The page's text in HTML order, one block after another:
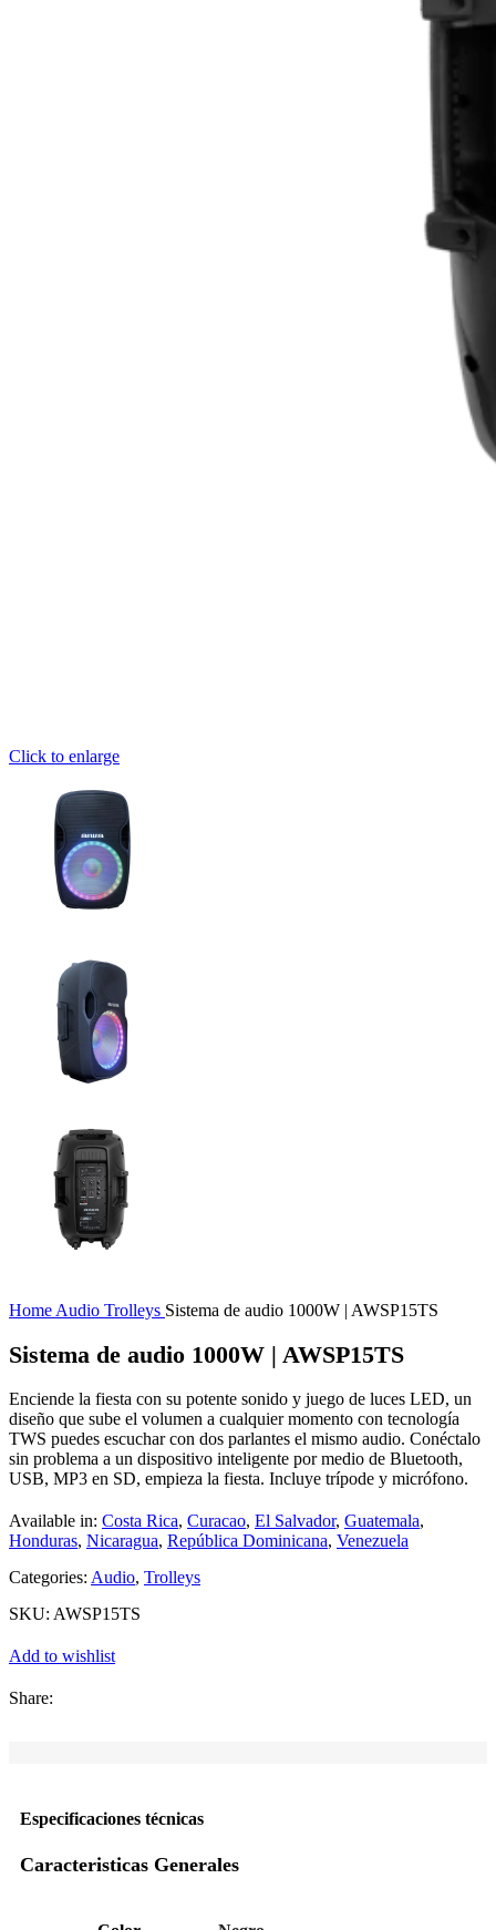
Click to enlarge
Home Audio Trolleys Sistema de audio 1000W | AWSP15TS
Sistema de audio 1000W | AWSP15TS
Enciende la fiesta con su potente sonido y juego de luces LED, un
diseño que sube el volumen a cualquier momento con tecnología
TWS puedes escuchar con dos parlantes el mismo audio. Conéctalo
sin problema a un dispositivo inteligente por medio de Bluetooth,
USB, MP3 en SD, empieza la fiesta. Incluye trípode y micrófono.
Available in: Costa Rica, Curacao, El Salvador, Guatemala,
Honduras, Nicaragua, República Dominicana, Venezuela
Categories: Audio, Trolleys
SKU: AWSP15TS
Add to wishlist
Share:
Especificaciones técnicas
Caracteristicas Generales